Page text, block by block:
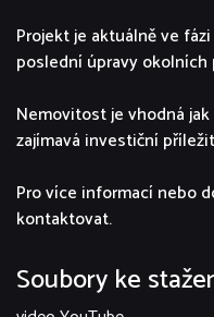
Projekt je aktuálně ve
poslední úpravy okolních
Nemovitost je vhodná
zajímavá investiční
Pro více informací nebo
kontaktovat.
Soubory ke